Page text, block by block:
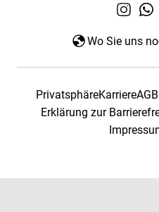
Wo Sie uns
PrivatsphäreKarriereAGB
Erklärung zur